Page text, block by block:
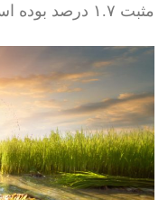
مثبت ۱.۷ درصد بوده است.